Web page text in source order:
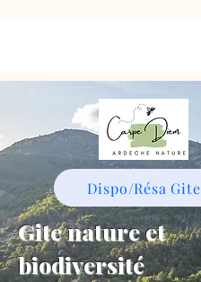
Dispo/Résa Gite
Gite nature et
biodiversité